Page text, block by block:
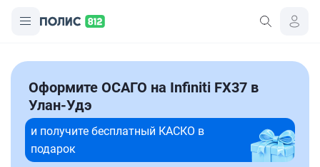
Оформите ОСАГО на Infiniti FX37 в
Улан-Удэ
и получите бесплатный КАСКО в
подарок